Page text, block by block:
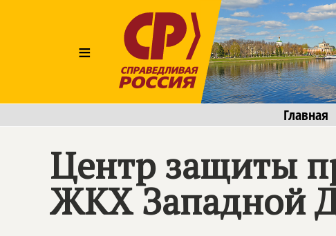
≡
Главная
Центр защиты
ЖКХ Западной